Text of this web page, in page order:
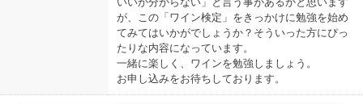
が、この「ワイン検定」をきっかけに勉強を始め
てみてはいかがでしょうか？そういった方にぴっ
たりな内容になっています。
一緒に楽しく、ワインを勉強しましょう。
お申し込みをお待ちしております。